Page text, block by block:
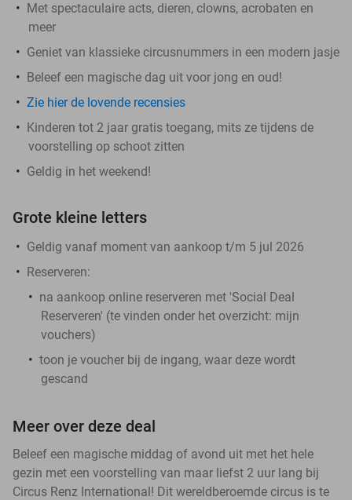
Met spectaculaire acts, dieren, clowns, acrobaten en
meer
Geniet van klassieke circusnummers in een modern jasje
Beleef een magische dag uit voor jong en oud!
Zie hier de lovende recensies
Kinderen tot 2 jaar gratis toegang, mits ze tijdens de
voorstelling op schoot zitten
Geldig in het weekend!
Grote kleine letters
Geldig vanaf moment van aankoop t/m 5 jul 2026
Reserveren:
na aankoop online reserveren met 'Social Deal
Reserveren' (te vinden onder het overzicht: mijn
vouchers)
toon je voucher bij de ingang, waar deze wordt
gescand
Meer over deze deal
Beleef een magische middag of avond uit met het hele
gezin met een voorstelling van maar liefst 2 uur lang bij
Circus Renz International! Dit wereldberoemde circus is te